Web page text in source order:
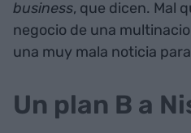
business, que dicen. Mal
negocio de una
una muy mala noticia
Un plan B a